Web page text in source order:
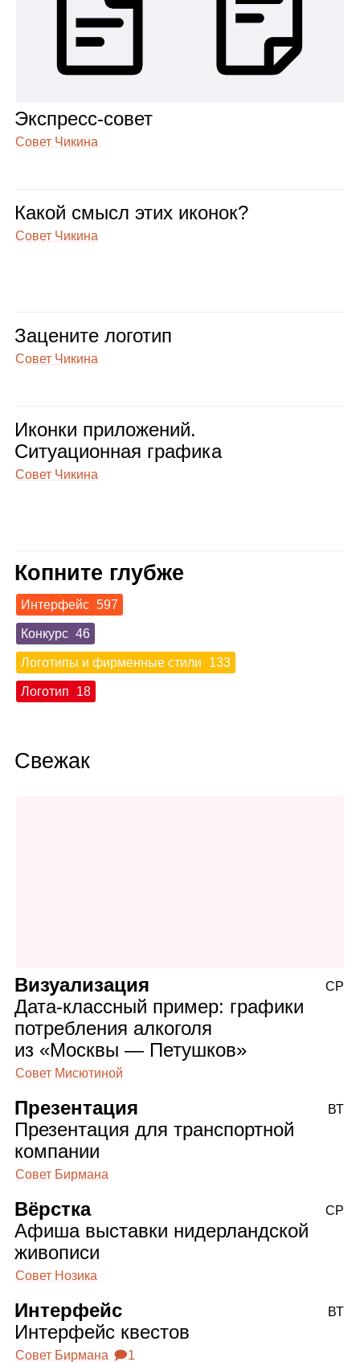
Экс­пресс‑совет
Совет Чикина
Какой смысл этих ико­нок?
Совет Чикина
Заце­ните лого­тип
Совет Чикина
Иконки при­ло­же­ний.
Ситу­а­ци­он­ная гра­фика
Совет Чикина
Копните глубже
Интерфейс 597
Конкурс 46
Логотипы и фирменные стили 133
Логотип 18
Свежак
Визуализация
Дата‑классный пример: графики
потребления алкоголя
из «Москвы — Петушков»
Совет Мисютиной
СР
Презентация
Презентация для транспортной
компании
Совет Бирмана
ВТ
Вёрстка
Афиша выставки нидерландской
живописи
Совет Нозика
СР
Интерфейс
Интерфейс квестов
Совет Бирмана 🗩1
ВТ